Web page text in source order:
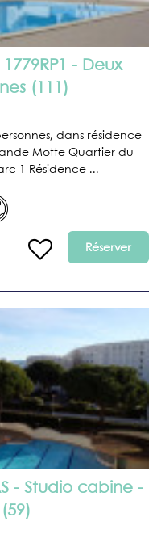
1779RP1 - Deux
( )
dans résidence
Motte Quartier du
1 Résidence ...
Réserver
- Studio cabine -
(59)